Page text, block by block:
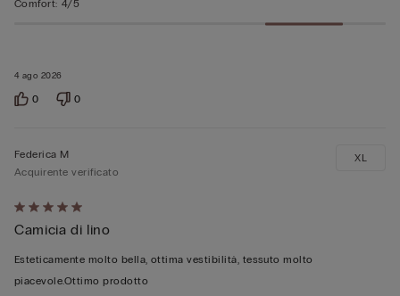
4 ago 2026
Comfort: 4/5
0 0
Valutato
5
su
5
Federica M
Acquirente verificato
Camicia di lino
Esteticamente molto bella, ottima vestibilità, tessuto molto
piacevole.Ottimo prodotto
XL